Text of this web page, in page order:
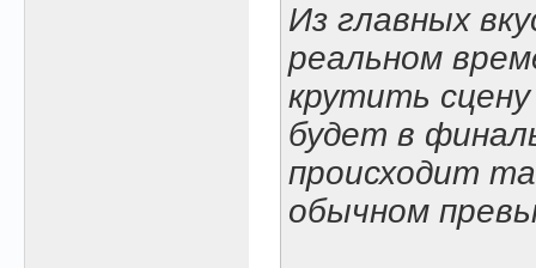
Из главных
реальном
крутить
будет в
происходит
обычном